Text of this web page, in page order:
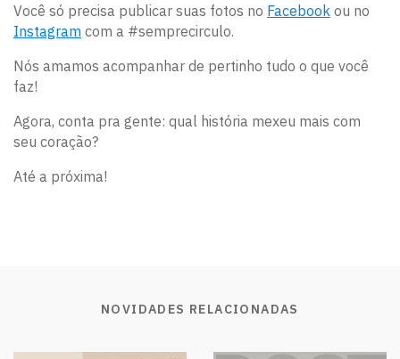
Você só precisa publicar suas fotos no Facebook ou no
Instagram com a #semprecirculo.
Nós amamos acompanhar de pertinho tudo o que você
faz!
Agora, conta pra gente: qual história mexeu mais com
seu coração?
Até a próxima!
NOVIDADES RELACIONADAS